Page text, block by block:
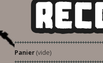
Panier(vide)